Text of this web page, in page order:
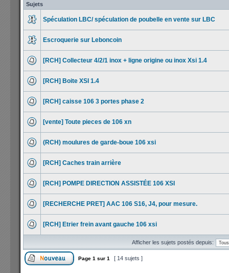
Sujets
Spéculation LBC/ spéculation de poubelle en vente sur LBC
Escroquerie sur Leboncoin
[RCH] Collecteur 4/2/1 inox + ligne origine ou inox Xsi 1.4
[RCH] Boite XSI 1.4
[RCH] caisse 106 3 portes phase 2
[vente] Toute pieces de 106 xn
(RCH) moulures de garde-boue 106 xsi
[RCH] Caches train arrière
[RCH] POMPE DIRECTION ASSISTÉE 106 XSI
[RECHERCHE PRET] AAC 106 S16, J4, pour mesure.
[RCH] Etrier frein avant gauche 106 xsi
Afficher les sujets postés depuis:
Page 1 sur 1 [ 14 sujets ]